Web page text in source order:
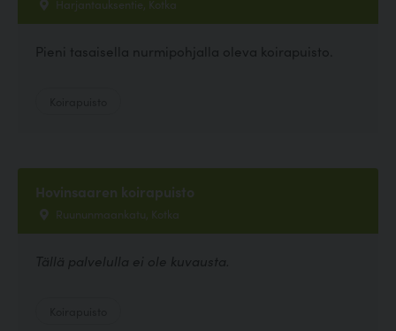
Harjantauksentie, Kotka
Pieni tasaisella nurmipohjalla oleva koirapuisto.
Hovinsaaren koirapuisto
Ruununmaankatu, Kotka
Tällä palvelulla ei ole kuvausta.